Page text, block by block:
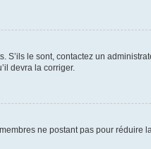
le sont, contactez un
devra la corriger.
ne postant pas pour réduire